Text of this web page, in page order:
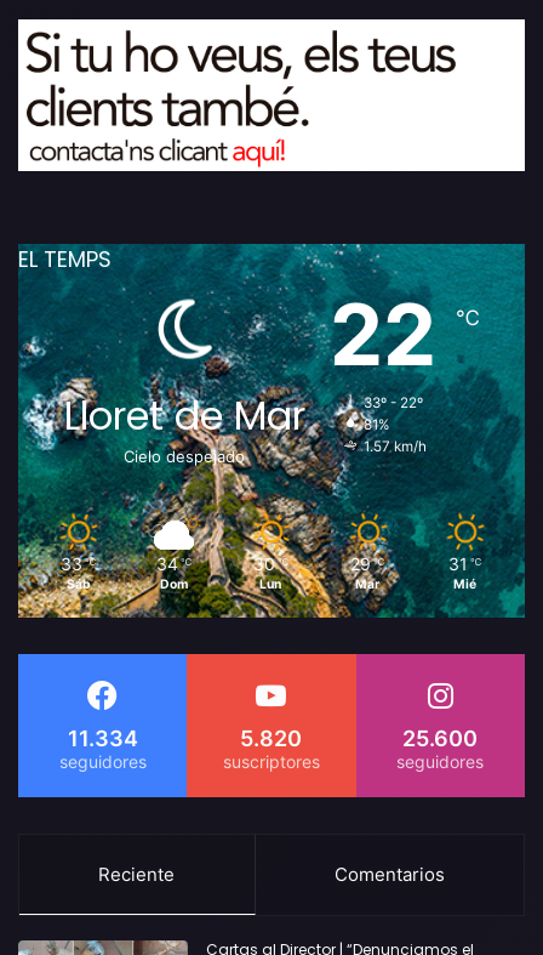
EL TEMPS
Lloret de Mar
Cielo despejado
22℃
33º - 22º
81%
1.57 km/h
33 ℃
Sáb
34 ℃
Dom
30 ℃
Lun
29 ℃
Mar
31 ℃
Mié
11.334 5.820 25.600
Reciente Comentarios
Cartas al Director | “Denunciamos el